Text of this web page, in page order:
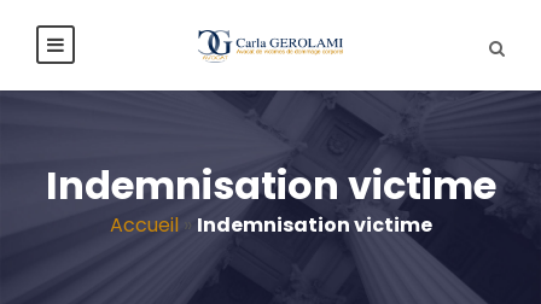
Indemnisation victime
Accueil» Indemnisation victime